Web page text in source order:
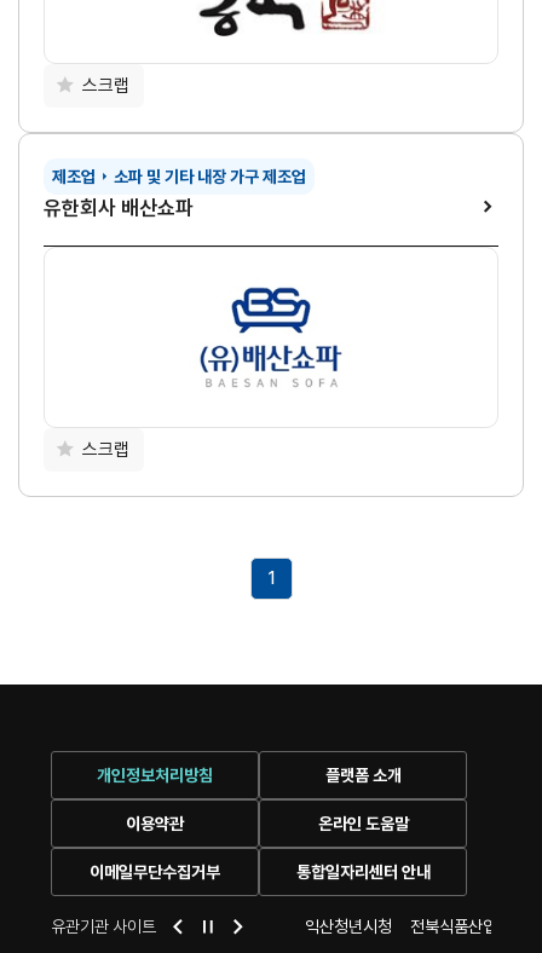
스크랩
제조업 소파 및 기타 내장 가구 제조업
유한회사 배산쇼파
스크랩
1
개인정보처리방침 플랫폼 소개
이용약관 온라인 도움말
이메일무단수집거부 통합일자리센터 안내
유관기관 사이트
익산 시청 익산여성새로일하기센터 익산청년시청 전북식품산업일자